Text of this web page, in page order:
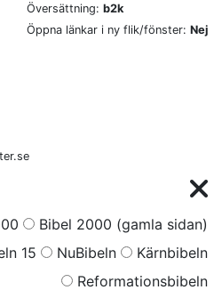
Översättning: b2k
Öppna länkar i ny flik/fönster: Nej
Bibel 2000 (gamla sidan)
15 NuBibeln
Kärnbibeln
Reformationsbibeln